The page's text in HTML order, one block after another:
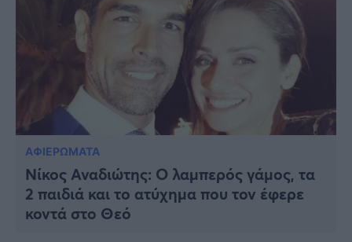
ΑΦΙΕΡΩΜΑΤΑ
Νίκος Αναδιώτης: Ο λαμπερός γάμος, τα
2 παιδιά και το ατύχημα που τον έφερε
κοντά στο Θεό